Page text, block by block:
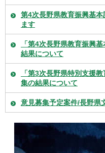
第4次長野県教育振興基
ます
「第4次長野県教育振興
結果について
「第3次長野県特別支援
集の結果について
意見募集予定案件/長野県